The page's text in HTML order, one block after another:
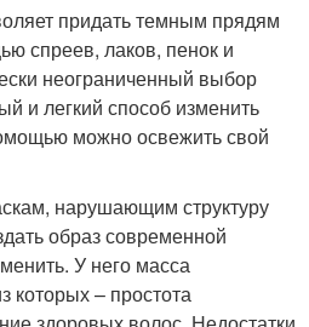
придать темным прядям
спреев, лаков, пенок и
неограниченный выбор
и легкий способ изменить
можно освежить свой
нарушающим структуру
образ современной
У него масса
которых – простота